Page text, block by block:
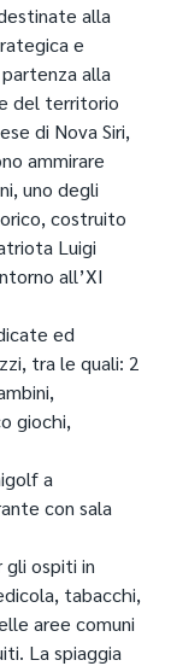
alla
e
alla
del territorio
di Nova Siri,
ammirare
uno degli
costruito
Luigi
all’XI
ed
tra le quali: 2
giochi,
a
con sala
ospiti in
tabacchi,
aree comuni
La spiaggia